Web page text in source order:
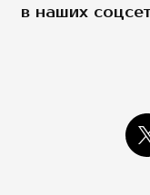
в наших